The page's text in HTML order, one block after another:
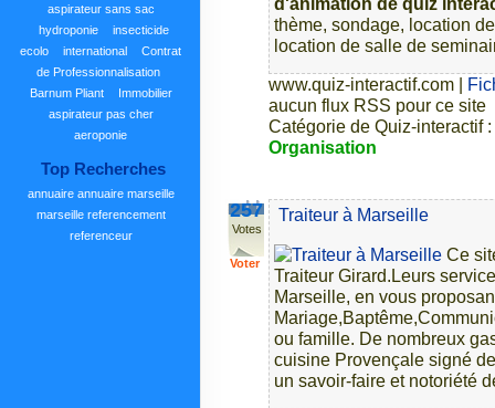
aspirateur sans sac
hydroponie
insecticide
ecolo
international
Contrat
de Professionnalisation
Barnum Pliant
Immobilier
aspirateur pas cher
aeroponie
Top Recherches
annuaire annuaire marseille
marseille referencement
referenceur
thème, sondage, location
location de salle de
www.quiz-interactif.com
aucun flux RSS pour ce site
Catégorie de Quiz-interactif
Organisation
257
Votes
Voter
Traiteur à Marseille
Ce
Traiteur Girard.Leurs
Marseille, en vous
ou famille. De nombreux
cuisine Provençale signé
un savoir-faire et notoriété